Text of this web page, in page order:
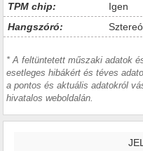
TPM chip:
Igen
Hangszóró:
Sztereó
* A feltüntetett műszaki adatok
esetleges hibákért és téves
a pontos és aktuális adatokról
hivatalos weboldalán.